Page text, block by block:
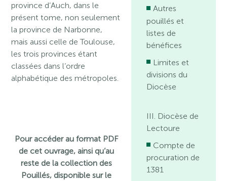
province d’Auch, dans le
présent tome, non seulement
la province de Narbonne,
mais aussi celle de Toulouse,
les trois provinces étant
classées dans l’ordre
alphabétique des métropoles.
Pour accéder au format PDF
de cet ouvrage, ainsi qu’au
reste de la collection des
Pouillés, disponible sur le
Autres
pouillés et
listes de
bénéfices
Limites et
divisions du
Diocèse
III. Diocèse de
Lectoure
Compte de
procuration de
1381